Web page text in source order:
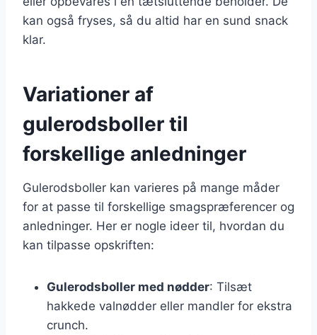
kan også fryses, så du altid har en sund snack
klar.
Variationer af
gulerodsboller til
forskellige anledninger
Gulerodsboller kan varieres på mange måder
for at passe til forskellige smagspræferencer og
anledninger. Her er nogle ideer til, hvordan du
kan tilpasse opskriften:
Gulerodsboller med nødder: Tilsæt
hakkede valnødder eller mandler for ekstra
crunch.